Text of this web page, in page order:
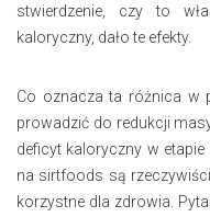
stwierdzenie, czy to
kaloryczny, dało te efekty.
Co oznacza ta różnica w
prowadzić do redukcji
deficyt kaloryczny w etapie
na sirtfoods są
korzystne dla zdrowia.